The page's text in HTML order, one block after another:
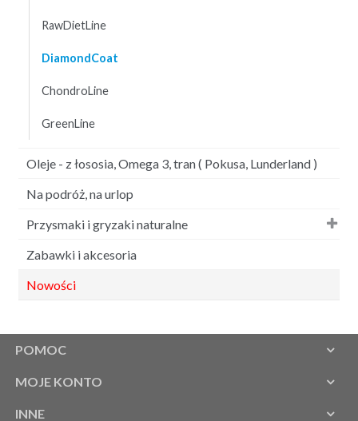
RawDietLine
DiamondCoat
ChondroLine
GreenLine
Oleje - z łososia, Omega 3, tran ( Pokusa, Lunderland )
Na podróż, na urlop
Przysmaki i gryzaki naturalne
Zabawki i akcesoria
Nowości
POMOC
MOJE KONTO
INNE